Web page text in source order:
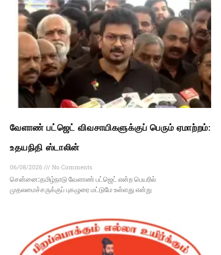
வேளாண் பட்ஜெட் விவசாயிகளுக்குப் பெரும் ஏமாற்றம்:
உதயநிதி ஸ்டாலின்
06/08/2026
No Comments
சென்னை:தமிழ்நாடு வேளாண் பட்ஜெட் என்ற பெயரில்
முதலமைச்சருக்குப் புகழுரை மட்டுமே உள்ளது என்று